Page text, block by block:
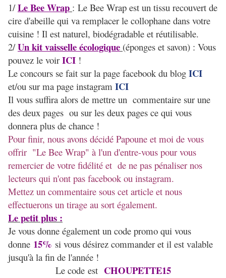
1/Le Bee Wrap : Le Bee Wrap est un tissu recouvert de
cire d'abeille qui va remplacer le collophane dans votre
cuisine ! Il est naturel, biodégradable et réutilisable.
2/Un kit vaisselle écologique (éponges et savon) : Vous
pouvez le voir ICI !
Le concours se fait sur la page facebook du blog ICI
et/ou sur ma page instagram ICI
Il vous suffira alors de mettre un commentaire sur une
des deux pages ou sur les deux pages ce qui vous
donnera plus de chance !
Pour finir, nous avons décidé Papoune et moi de vous
offrir "Le Bee Wrap" à l'un d'entre-vous pour vous
remercier de votre fidélité et de ne pas pénaliser nos
lecteurs qui n'ont pas facebook ou instagram.
Mettez un commentaire sous cet article et nous
effectuerons un tirage au sort également.
Le petit plus :
Je vous donne également un code promo qui vous
donne 15% si vous désirez commander et il est valable
jusqu'à la fin de l'année !
Le code est CHOUPETTE15